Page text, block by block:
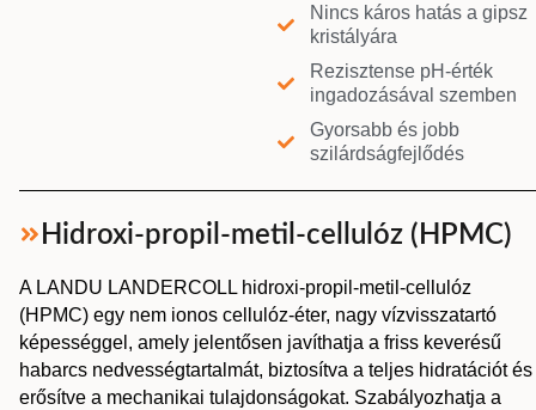
Nincs káros hatás a gipsz
kristályára
Rezisztense pH-érték
ingadozásával szemben
Gyorsabb és jobb
szilárdságfejlődés
Hidroxi-propil-metil-cellulóz (HPMC)
A LANDU LANDERCOLL hidroxi-propil-metil-cellulóz
(HPMC) egy nem ionos cellulóz-éter, nagy vízvisszatartó
képességgel, amely jelentősen javíthatja a friss keverésű
habarcs nedvességtartalmát, biztosítva a teljes hidratációt és
erősítve a mechanikai tulajdonságokat. Szabályozhatja a